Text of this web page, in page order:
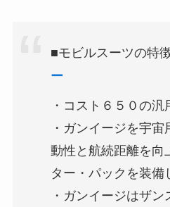
■モビルスーツの特
ー
・コスト６５０の汎
・ガンイージを宇
動性と航続距離を向
ター・パックを装備
・ガンイージはザ